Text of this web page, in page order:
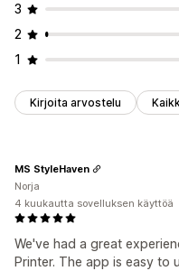
3
2
1
Kirjoita arvostelu
We've had a great
Printer. The app is easy to
MS StyleHaven
Norja
4 kuukautta sovelluksen käyttöä